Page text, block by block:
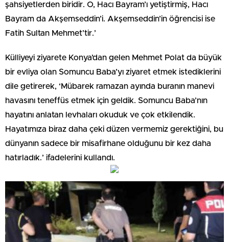
şahsiyetlerden biridir. O, Hacı Bayram’ı yetiştirmiş, Hacı
Bayram da Akşemseddin’i. Akşemseddin’in öğrencisi ise
Fatih Sultan Mehmet’tir.’
Külliyeyi ziyarete Konya’dan gelen Mehmet Polat da büyük
bir evliya olan Somuncu Baba’yı ziyaret etmek istediklerini
dile getirerek, ‘Mübarek ramazan ayında buranın manevi
havasını teneffüs etmek için geldik. Somuncu Baba’nın
hayatını anlatan levhaları okuduk ve çok etkilendik.
Hayatımıza biraz daha çeki düzen vermemiz gerektiğini, bu
dünyanın sadece bir misafirhane olduğunu bir kez daha
hatırladık.’ ifadelerini kullandı.